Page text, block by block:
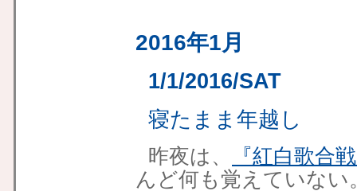
2016年1月
1/1/2016/SAT
寝たまま年越し
昨夜は、
『紅白歌合
んど何も覚えていない